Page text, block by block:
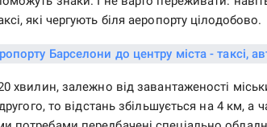
які чергують біля аеропорту цілодобово.
хвилин, залежно від завантаженості
то відстань збільшується на 4 км,